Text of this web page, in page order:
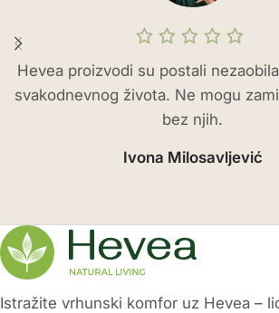
Hevea proizvodi su postali
svakodnevnog života. Ne mogu
bez njih.
Ivona Milosavljević
Istražite vrhunski komfor uz Hevea –